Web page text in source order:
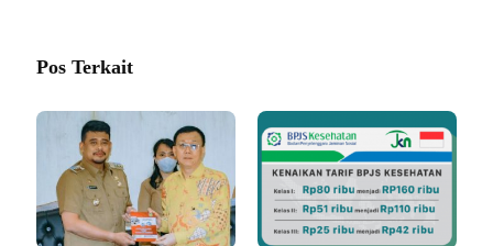
Pos Terkait